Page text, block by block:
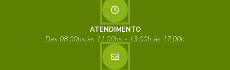
ATENDIMENTO
Das 08:00hs às 11:00hs - 13:00h às 17:00h